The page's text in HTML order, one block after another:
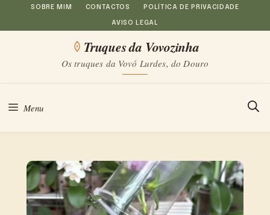
Saltar
para
conteúdo
SOBRE MIM CONTACTOS POLÍTICA DE PRIVACIDADE
AVISO LEGAL
Truques da Vovozinha
Os truques da Vovó Lurdes, do Douro
Menu